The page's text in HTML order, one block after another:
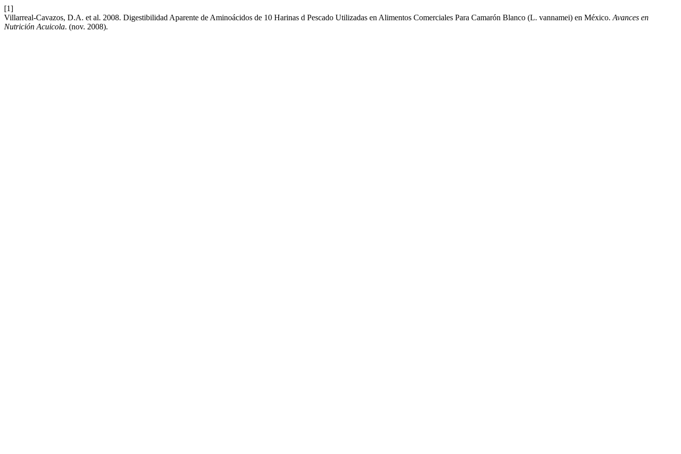
[1]
Villarreal-Cavazos, D.A. et al. 2008. Digestibilidad Aparente de Aminoácidos de 10 Harinas d Pescado Utilizadas en Alimentos Comerciales Para Camarón Blanco (L. vannamei) en México. Avances en
Nutrición Acuicola. (nov. 2008).